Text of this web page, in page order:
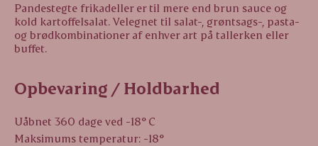
Pandestegte frikadeller er til mere end brun sauce og
kold kartoffelsalat. Velegnet til salat-, grøntsags-, pasta-
og brødkombinationer af enhver art på tallerken eller
buffet.
Opbevaring / Holdbarhed
Uåbnet 360 dage ved -18° C
Maksimums temperatur: -18°